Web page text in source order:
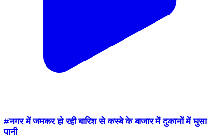
#नगर में जमकर हो रही बारिश से कस्बे के बाजार में दुकानों में घुसा
पानी